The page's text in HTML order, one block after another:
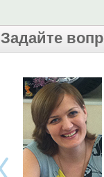
Задайте